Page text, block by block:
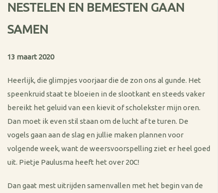
NESTELEN EN BEMESTEN GAAN
SAMEN
13 maart 2020
Heerlijk, die glimpjes voorjaar die de zon ons al gunde. Het
speenkruid staat te bloeien in de slootkant en steeds vaker
bereikt het geluid van een kievit of scholekster mijn oren.
Dan moet ik even stil staan om de lucht af te turen. De
vogels gaan aan de slag en jullie maken plannen voor
volgende week, want de weersvoorspelling ziet er heel goed
uit. Pietje Paulusma heeft het over 20C!
Dan gaat mest uitrijden samenvallen met het begin van de